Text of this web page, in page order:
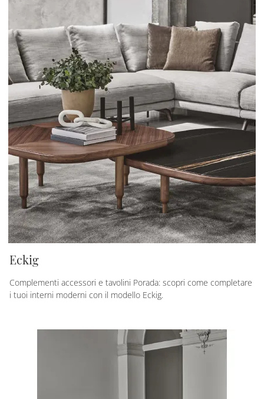
Eckig
Complementi accessori e tavolini Porada: scopri come completare
i tuoi interni moderni con il modello Eckig.